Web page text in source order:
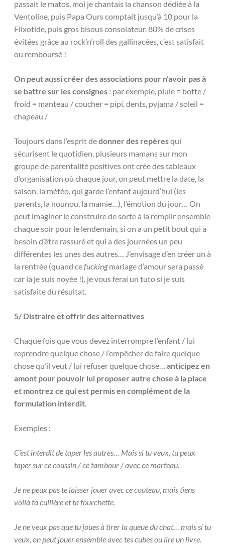
passait le matos, moi je chantais la chanson dédiée à la
Ventoline, puis Papa Ours comptait jusqu’à 10 pour la
Flixotide, puis gros bisous consolateur. 80% de crises
évitées grâce au rock’n’roll des gallinacées, c’est satisfait
ou remboursé !
On peut aussi créer des associations pour n’avoir pas à
se battre sur les consignes : par exemple, pluie = botte /
froid = manteau / coucher = pipi, dents, pyjama / soleil =
chapeau /
Toujours dans l’esprit dedonner des repèresqui
sécurisent le quotidien, plusieurs mamans sur mon
groupe de parentalité positives ont crée des tableaux
d’organisation où chaque jour, on peut mettre la date, la
saison, la météo, qui garde l’enfant aujourd’hui (les
parents, la nounou, la mamie…), l’émotion du jour… On
peut imaginer le construire de sorte à la remplir ensemble
chaque soir pour le lendemain, si on a un petit bout qui a
besoin d’être rassuré et qui a des journées un peu
différentes les unes des autres… J’envisage d’en créer un à
la rentrée (quand cefuckingmariage d’amour sera passé
car là je suis noyée !), je vous ferai un tuto si je suis
satisfaite du résultat.
5/ Distraire et offrir des alternatives
Chaque fois que vous devez interrompre l’enfant / lui
reprendre quelque chose / l’empêcher de faire quelque
chose qu’il veut / lui refuser quelque chose… anticipez en
amont pour pouvoir lui proposer autre chose à la place
et montrez ce qui est permis en complément de la
formulation interdit.
Exemples :
C’est interdit de taper les autres… Mais si tu veux, tu peux
taper sur ce coussin / ce tambour / avec ce marteau.
Je ne peux pas te laisser jouer avec ce couteau, mais tiens
voilà ta cuillère et ta fourchette.
Je ne veux pas que tu joues à tirer la queue du chat… mais si tu
veux, on peut jouer ensemble avec tes cubes ou lire un livre.